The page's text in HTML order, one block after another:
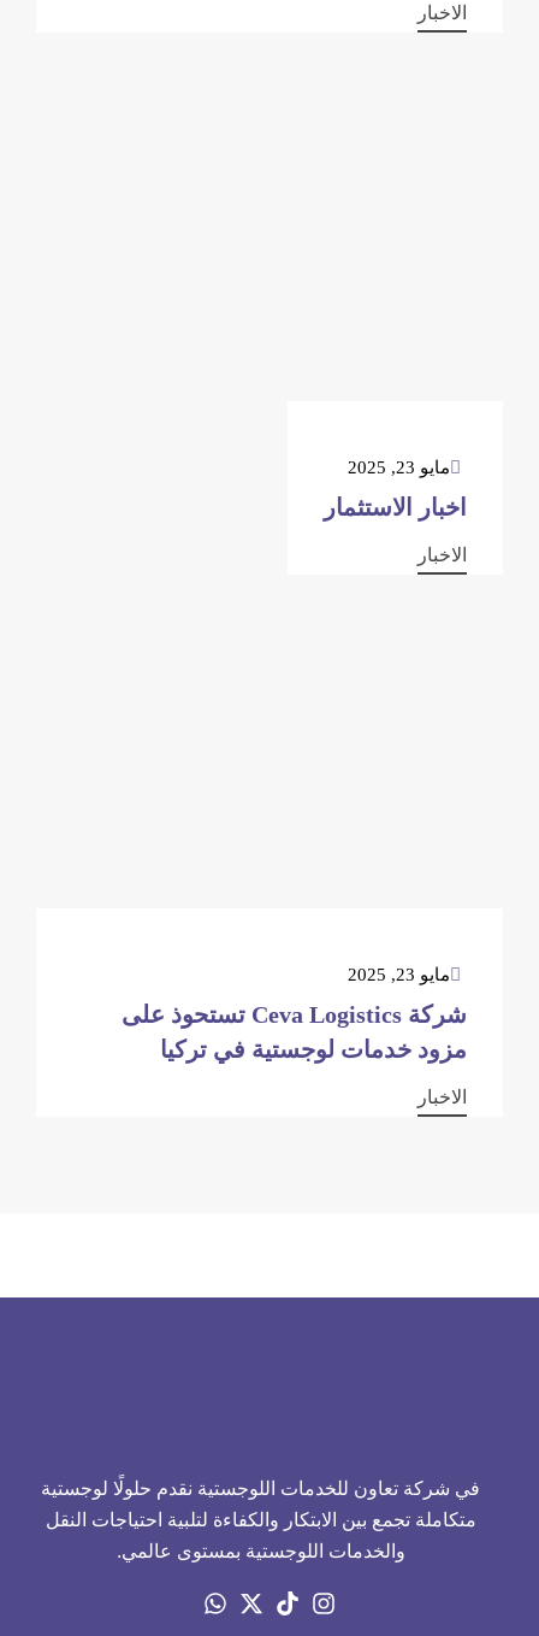
الاخبار
مايو 23, 2025
اخبار الاستثمار
الاخبار
مايو 23, 2025
شركة Ceva Logistics تستحوذ على
مزود خدمات لوجستية في تركيا
الاخبار
في شركة تعاون للخدمات اللوجستية نقدم حلولًا لوجستية
متكاملة تجمع بين الابتكار والكفاءة لتلبية احتياجات النقل
والخدمات اللوجستية بمستوى عالمي.